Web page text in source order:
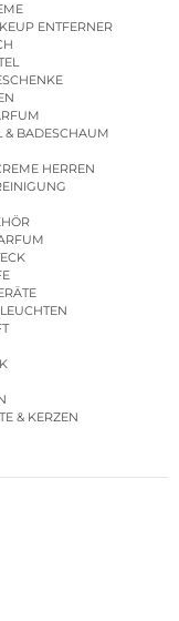
ENTFERNER
& BADESCHAUM
HERREN
& KERZEN